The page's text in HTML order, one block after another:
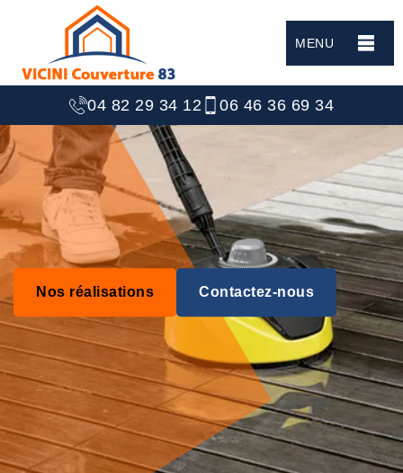
MENU
04 82 29 34 12 06 46 36 69 34
Nos réalisations Contactez-nous